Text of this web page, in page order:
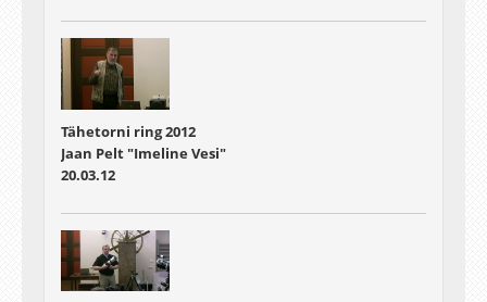
Tähetorni ring 2012
Jaan Pelt "Imeline Vesi"
20.03.12